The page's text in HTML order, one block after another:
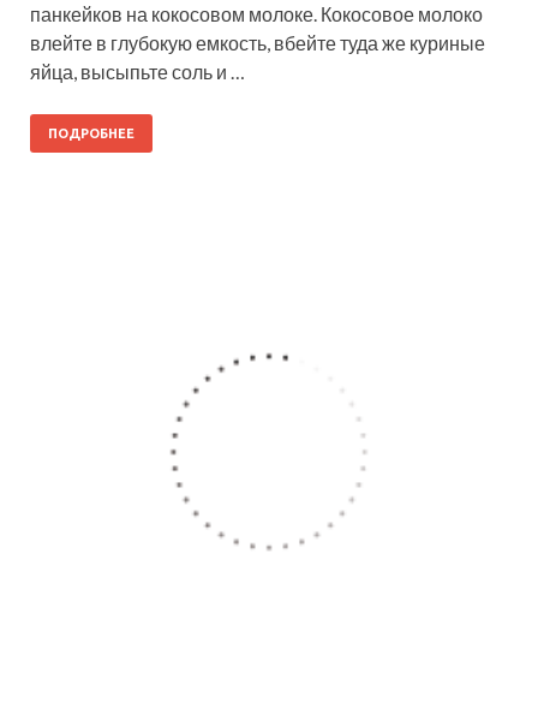
панкейков на кокосовом молоке. Кокосовое молоко
влейте в глубокую емкость, вбейте туда же куриные
яйца, высыпьте соль и …
ПОДРОБНЕЕ